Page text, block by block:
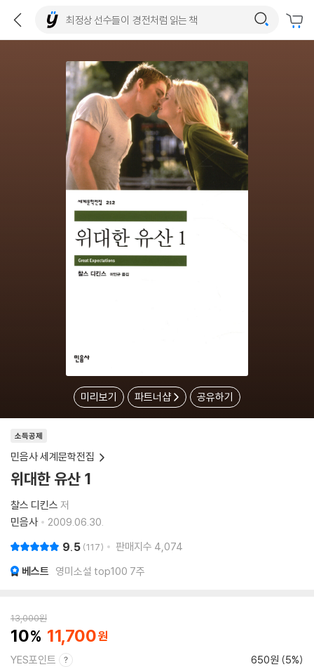
미리보기 파트너샵 공유하기
소득공제
민음사 세계문학전집
위대한 유산 1
찰스 디킨스 저
민음사
2009.06.30.
9.5 117 판매지수 4,074
베스트 영미소설 top100 7주
13,000원
10 11,700
YES포인트 650원 (5%)